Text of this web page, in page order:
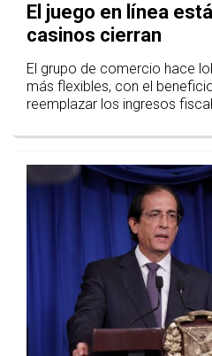
El juego en línea
casinos cierran
El grupo de comercio hace
más flexibles, con el
reemplazar los ingresos